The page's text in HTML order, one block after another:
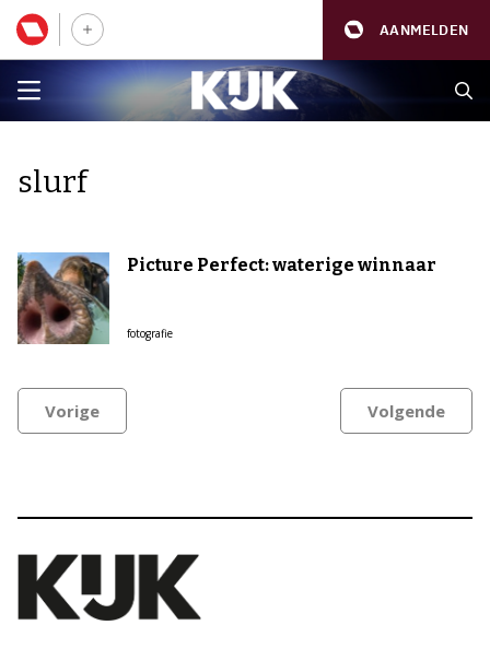
AANMELDEN
slurf
Picture Perfect: waterige winnaar
fotografie
Vorige Volgende